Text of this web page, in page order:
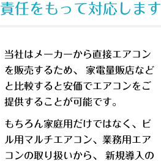
責任をもって対応します
当社はメーカーから直接エアコン
を販売するため、 家電量販店など
と比較すると安価でエアコンをご
提供することが可能です。
もちろん家庭用だけではなく、ビ
ル用マルチエアコン、業務用エア
コンの取り扱いから、 新規導入の